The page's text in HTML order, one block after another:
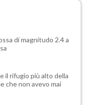
di magnitudo 2.4 a
il rifugio più alto della
che non avevo mai